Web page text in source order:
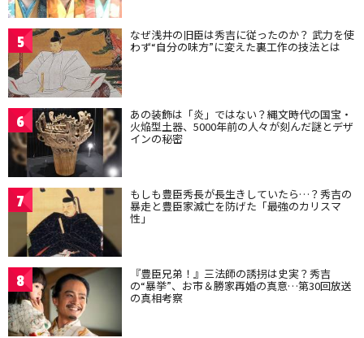
5 なぜ浅井の旧臣は秀吉に従ったのか？ 武力を使
わず“自分の味方”に変えた裏工作の技法とは
6 あの装飾は「炎」ではない？縄文時代の国宝・
火焔型土器、5000年前の人々が刻んだ謎とデザ
インの秘密
7 もしも豊臣秀長が長生きしていたら…？秀吉の
暴走と豊臣家滅亡を防げた「最強のカリスマ
性」
8 『豊臣兄弟！』三法師の誘拐は史実？秀吉
の“暴挙”、お市＆勝家再婚の真意…第30回放送
の真相考察